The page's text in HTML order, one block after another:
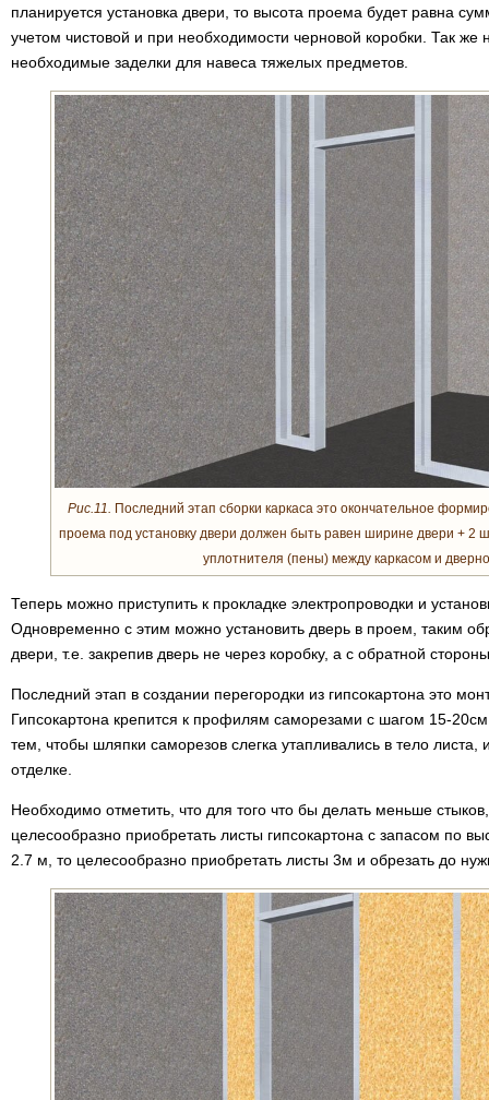
планируется установка двери, то высота проема будет равна
учетом чистовой и при необходимости черновой коробки. Так же
необходимые заделки для навеса тяжелых предметов.
Рис.11. Последний этап сборки каркаса это окончательное
проема под установку двери должен быть равен ширине двери + 2
уплотнителя (пены) между каркасом и
Теперь можно приступить к прокладке электропроводки и
Одновременно с этим можно установить дверь в проем, таким
двери, т.е. закрепив дверь не через коробку, а с обратной
Последний этап в создании перегородки из гипсокартона это
Гипсокартона крепится к профилям саморезами с шагом 15-
тем, чтобы шляпки саморезов слегка утапливались в тело
отделке.
Необходимо отметить, что для того что бы делать меньше
целесообразно приобретать листы гипсокартона с запасом по
2.7 м, то целесообразно приобретать листы 3м и обрезать до